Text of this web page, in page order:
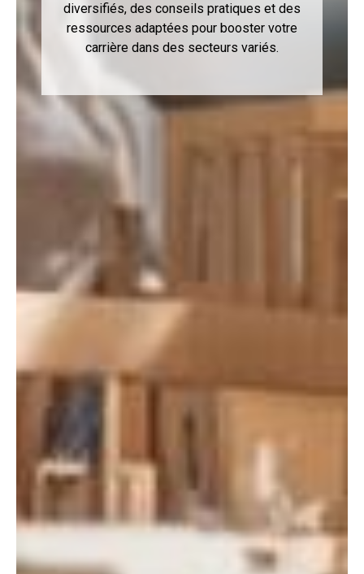
diversifiés, des conseils pratiques et des
ressources adaptées pour booster votre
carrière dans des secteurs variés.